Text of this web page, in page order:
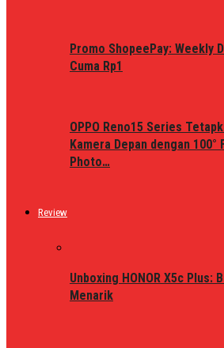
Promo ShopeePay: Weekly
Cuma Rp1
OPPO Reno15 Series
Kamera Depan dengan 100°
Photo…
Review
Unboxing HONOR X5c Plus:
Menarik